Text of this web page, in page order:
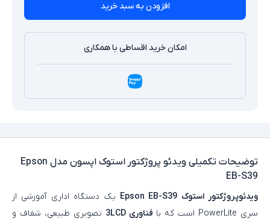
افزودن به سبد خرید
امکان خرید اقساطی با همکاری
توضیحات تکمیلی
ویدئو پروژکتور استوک اپسون مدل Epson
EB-S39
ویدئوپروژکتور استوک Epson EB-S39
یک دستگاه اداری آموزشی از
سری PowerLite است که با
فناوری 3LCD
تصویری طبیعی، شفاف و